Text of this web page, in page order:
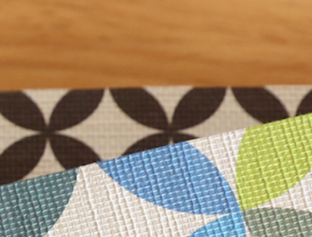
和紙小物
御池奉書 京八千代紙
遊便切手
御見おさえ紙
その他